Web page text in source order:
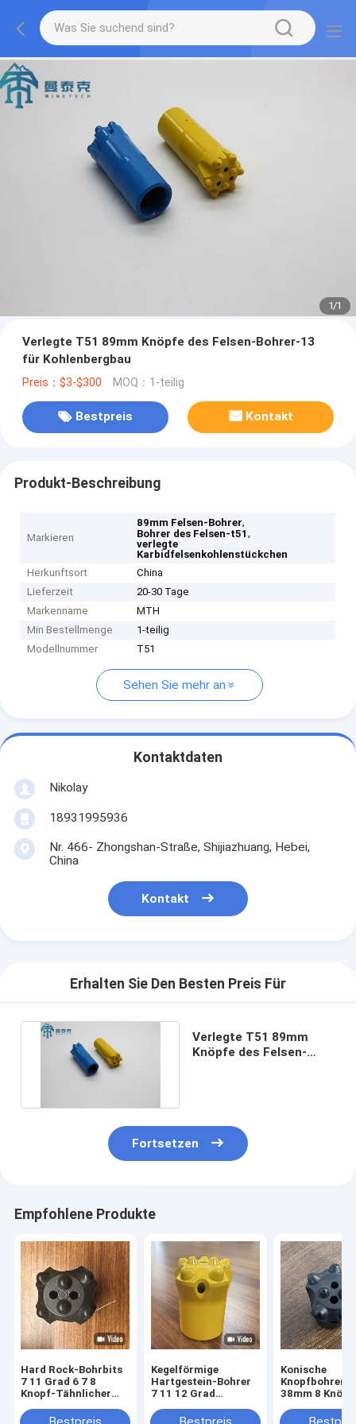
1/1
Verlegte T51 89mm Knöpfe des Felsen-Bohrer-13
für Kohlenbergbau
Preis：$3-$300 MOQ：1-teilig
Bestpreis Kontakt
Produkt-Beschreibung
Markieren
89mm Felsen-Bohrer,
Bohrer des Felsen-t51,
verlegte
Karbidfelsenkohlenstückchen
Herkunftsort
China
Lieferzeit
20-30 Tage
Markenname
MTH
Min Bestellmenge
1-teilig
Modellnummer
T51
Sehen Sie mehr an
Kontaktdaten
Nikolay
18931995936
Nr. 466- Zhongshan-Straße, Shijiazhuang, Hebei,
China
Kontakt
Erhalten Sie Den Besten Preis Für
Verlegte T51 89mm
Knöpfe des Felsen-
Fortsetzen
Empfohlene Produkte
Hard Rock-Bohrbits
7 11 Grad 6 7 8
Knopf-Tähnlicher
Kegelförmige
Hartgestein-Bohrer
7 11 12 Grad
Bergbau
Konische
Knopfbohrer
38mm 8
in Minen und